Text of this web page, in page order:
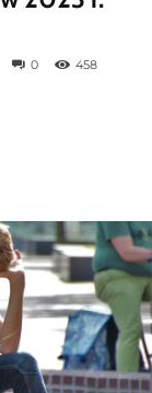
0 458